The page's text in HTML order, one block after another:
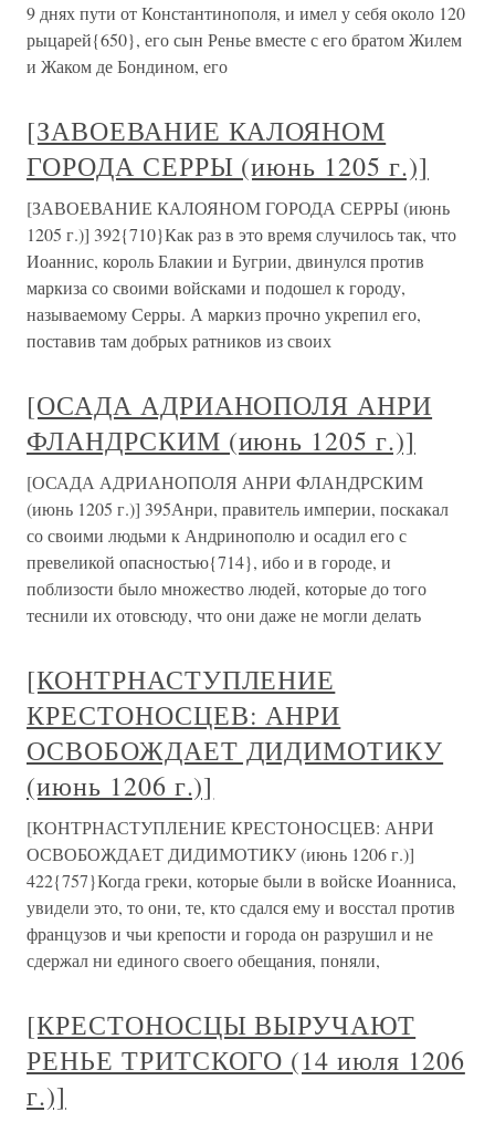
9 днях пути от Константинополя, и имел у себя около 120
рыцарей{650}, его сын Ренье вместе с его братом Жилем
и Жаком де Бондином, его
[ЗАВОЕВАНИЕ КАЛОЯНОМ
ГОРОДА СЕРРЫ (июнь 1205 г.)]
[ЗАВОЕВАНИЕ КАЛОЯНОМ ГОРОДА СЕРРЫ (июнь
1205 г.)] 392{710}Как раз в это время случилось так, что
Иоаннис, король Блакии и Бугрии, двинулся против
маркиза со своими войсками и подошел к городу,
называемому Серры. А маркиз прочно укрепил его,
поставив там добрых ратников из своих
[ОСАДА АДРИАНОПОЛЯ АНРИ
ФЛАНДРСКИМ (июнь 1205 г.)]
[ОСАДА АДРИАНОПОЛЯ АНРИ ФЛАНДРСКИМ
(июнь 1205 г.)] 395Анри, правитель империи, поскакал
со своими людьми к Андринополю и осадил его с
превеликой опасностью{714}, ибо и в городе, и
поблизости было множество людей, которые до того
теснили их отовсюду, что они даже не могли делать
[КОНТРНАСТУПЛЕНИЕ
КРЕСТОНОСЦЕВ: АНРИ
ОСВОБОЖДАЕТ ДИДИМОТИКУ
(июнь 1206 г.)]
[КОНТРНАСТУПЛЕНИЕ КРЕСТОНОСЦЕВ: АНРИ
ОСВОБОЖДАЕТ ДИДИМОТИКУ (июнь 1206 г.)]
422{757}Когда греки, которые были в войске Иоанниса,
увидели это, то они, те, кто сдался ему и восстал против
французов и чьи крепости и города он разрушил и не
сдержал ни единого своего обещания, поняли,
[КРЕСТОНОСЦЫ ВЫРУЧАЮТ
РЕНЬЕ ТРИТСКОГО (14 июля 1206
г.)]